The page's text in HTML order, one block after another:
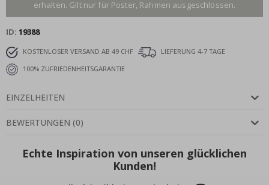
erhalten. Gilt nur für Poster, Rahmen ausgeschlossen.
ID 19388
KOSTENLOSER VERSAND AB 49 CHF
LIEFERUNG 4-7 TAGE
100% ZUFRIEDENHEITSGARANTIE
EINZELHEITEN
BEWERTUNGEN (0)
Echte Inspiration von unseren glücklichen
Kunden!